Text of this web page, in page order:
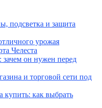
подсветка и защита
урожая
Челеста
зачем он нужен перед
и торговой сети под
купить: как выбрать